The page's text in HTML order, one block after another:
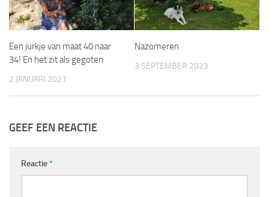
Een jurkje van maat 40 naar
34! En het zit als gegoten
2 JANUARI 2021
Nazomeren
3 SEPTEMBER 2023
GEEF EEN REACTIE
Reactie*